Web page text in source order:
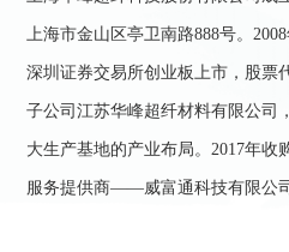
上海市金山区亭卫南路888号。
深圳证券交易所创业板上市，股票
子公司江苏华峰超纤材料有限公司
大生产基地的产业布局。2017年收
服务提供商——威富通科技有限公司